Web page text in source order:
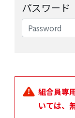
パスワード
組合員専
いては、